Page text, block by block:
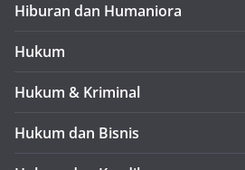
Hiburan dan Humaniora
Hukum
Hukum & Kriminal
Hukum dan Bisnis